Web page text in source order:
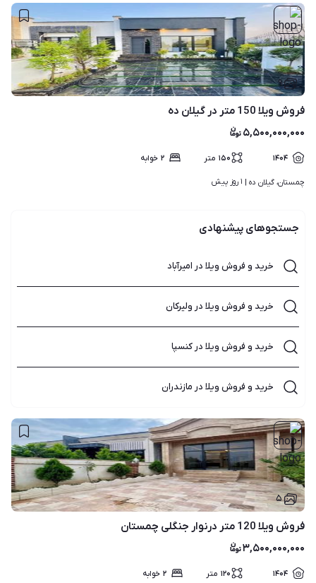
۹
فروش ویلا 150 متر در گیلان ده
۵,۵۰۰,۰۰۰,۰۰۰
۱۴۰۴ ۱۵۰ متر ۲ خوابه
چمستان، گیلان ده | ۱ روز پیش
جستجوهای پیشنهادی
خرید و فروش ویلا در امیرآباد
خرید و فروش ویلا در ولیرکان
خرید و فروش ویلا در کنسپا
خرید و فروش ویلا در مازندران
۵
فروش ویلا 120 متر درنوار جنگلی چمستان
۳,۵۰۰,۰۰۰,۰۰۰
۱۴۰۴ ۱۲۰ متر ۲ خوابه